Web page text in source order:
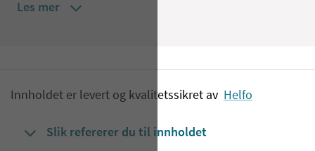
Les mer
Innholdet er levert og kvalitetssikret av Helfo
Slik refererer du til innholdet